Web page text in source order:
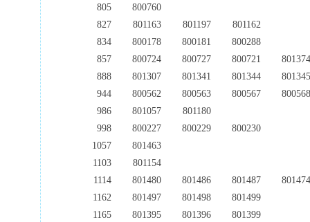
805
800760
827
801163 801197
801162
834
800178 800181
800288
857
800724 800727 800721
801374
888
801307 801341 801344
801345
944
800562 800563 800567
800568
986
801057
801180
998
800227 800229
800230
1057
801463
1103
801154
1114
801480 801486 801487
801474
1162
801497 801498
801499
1165
801395 801396
801399